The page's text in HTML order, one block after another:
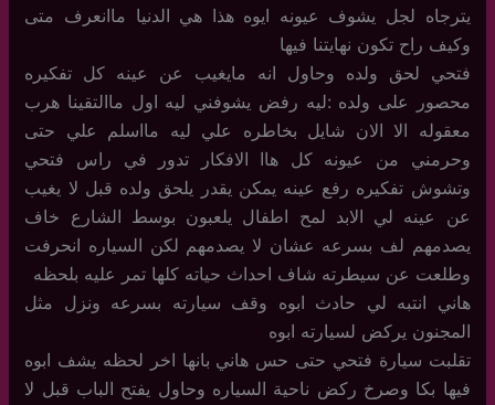
يترجاه لجل يشوف عيونه ايوه هذا هي الدنيا ماانعرف متى
وكيف راح تكون نهايتنا فيها
فتحي لحق ولده وحاول انه مايغيب عن عينه كل تفكيره
محصور على ولده :ليه رفض يشوفني ليه اول ماالتقينا هرب
معقوله الا الان شايل بخاطره علي ليه مااسلم علي حتى
وحرمني من عيونه كل هاا الافكار تدور في راس فتحي
وتشوش تفكيره رفع عينه يمكن يقدر يلحق ولده قبل لا يغيب
عن عينه لي الابد لمح اطفال يلعبون بوسط الشارع خاف
يصدمهم لف بسرعه عشان لا يصدمهم لكن السياره انحرفت
وطلعت عن سيطرته شاف احداث حياته كلها تمر عليه بلحظه
هاني انتبه لي حادث ابوه وقف سيارته بسرعه ونزل مثل
المجنون يركض لسيارته ابوه
تقلبت سيارة فتحي حتى حس هاني بانها اخر لحظه يشف ابوه
فيها بكا وصرخ ركض ناحية السياره وحاول يفتح الباب قبل لا